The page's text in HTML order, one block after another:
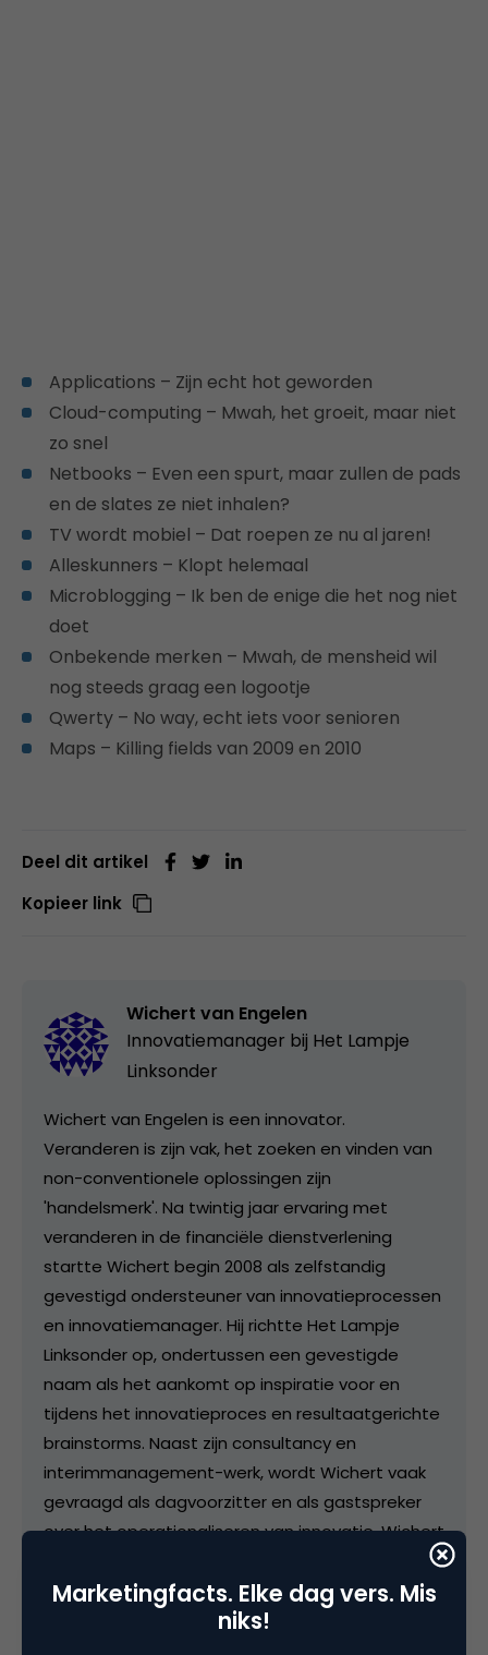
Applications – Zijn echt hot geworden
Cloud-computing – Mwah, het groeit, maar niet
zo snel
Netbooks – Even een spurt, maar zullen de pads
en de slates ze niet inhalen?
TV wordt mobiel – Dat roepen ze nu al jaren!
Alleskunners – Klopt helemaal
Microblogging – Ik ben de enige die het nog niet
doet
Onbekende merken – Mwah, de mensheid wil
nog steeds graag een logootje
Qwerty – No way, echt iets voor senioren
Maps – Killing fields van 2009 en 2010
Deel dit artikel
Kopieer link
Wichert van Engelen
Innovatiemanager bij Het Lampje
Linksonder
Wichert van Engelen is een innovator.
Veranderen is zijn vak, het zoeken en vinden van
non-conventionele oplossingen zijn
'handelsmerk'. Na twintig jaar ervaring met
veranderen in de financiële dienstverlening
startte Wichert begin 2008 als zelfstandig
gevestigd ondersteuner van innovatieprocessen
en innovatiemanager. Hij richtte Het Lampje
Linksonder op, ondertussen een gevestigde
naam als het aankomt op inspiratie voor en
tijdens het innovatieproces en resultaatgerichte
brainstorms. Naast zijn consultancy en
interimmanagement-werk, wordt Wichert vaak
gevraagd als dagvoorzitter en als gastspreker
over het operationaliseren van innovatie. Wichert
www.hetlampjelinksonder.nl, www.extendlimits.nl
en www.nieuweproductenbedenken.nl
Marketingfacts. Elke dag vers. Mis
niks!